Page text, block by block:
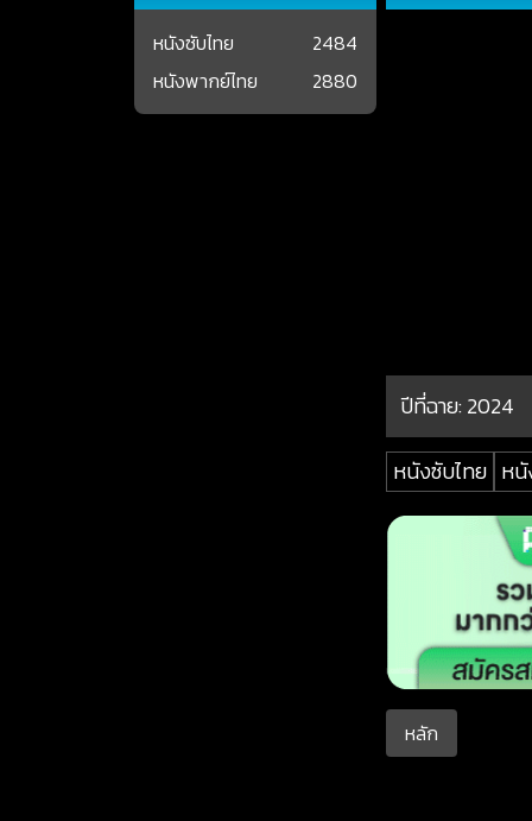
ปีที่ฉาย:2024
หนังซับไทย หนั
หลัก
หนังซับไทย
2484
หนังพากย์ไทย
2880